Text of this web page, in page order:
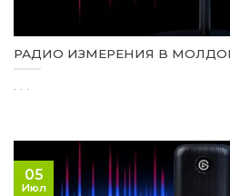
РАДИО ИЗМЕРЕНИЯ В
05
Июл